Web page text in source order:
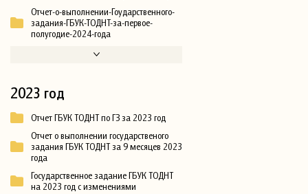
Отчет-о-выполнении-Гоударственного-
задания-ГБУК-ТОДНТ-за-первое-
полугодие-2024-года
2023 год
Отчет ГБУК ТОДНТ по ГЗ за 2023 год
Отчет о выполнении государственого
задания ГБУК ТОДНТ за 9 месяцев 2023
года
Государственное задание ГБУК ТОДНТ
на 2023 год с изменениями